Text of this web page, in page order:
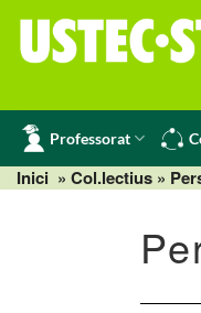
content
Professorat
Inici » Col.lectius »